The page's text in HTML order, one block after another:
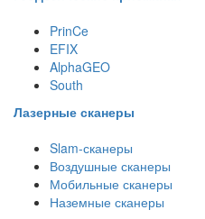
PrinCe
EFIX
AlphaGEO
South
Лазерные сканеры
Slam-сканеры
Воздушные сканеры
Мобильные сканеры
Наземные сканеры